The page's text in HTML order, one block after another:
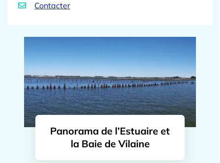
Contacter
Liste des pages
Panorama de l’Estuaire et
la Baie de Vilaine